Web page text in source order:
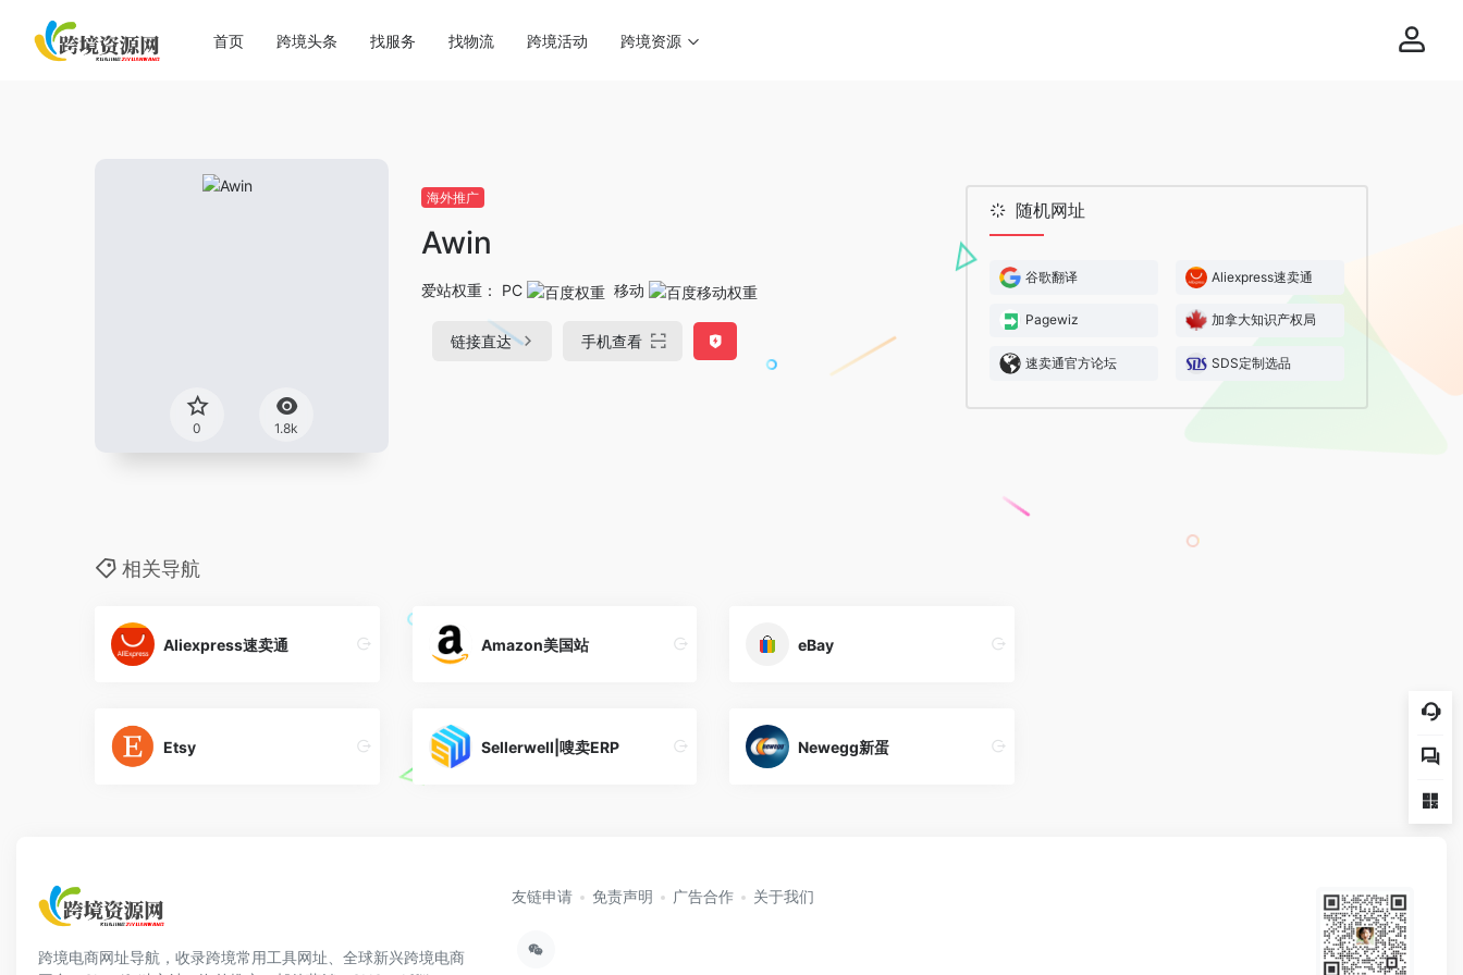
首页 跨境头条 找服务 找物流 跨境活动 跨境资源
0 1.8k
海外推广
Awin
爱站权重： PC 移动
链接直达 手机查看
随机网址
谷歌翻译 Aliexpress速卖通
Pagewiz 加拿大知识产权局
速卖通官方论坛 SDS定制选品
相关导航
Aliexpress速卖通 Amazon美国站 eBay
Etsy Sellerwell|嗖卖ERP Newegg新蛋
跨境电商网址导航，收录跨境常用工具网址、全球新兴跨境电商
友链申请 免责声明 广告合作 关于我们